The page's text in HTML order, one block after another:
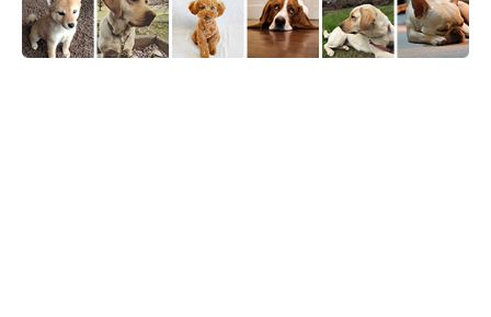
「いつも癒やしをくれてありがとう。これからもずっと一緒にい